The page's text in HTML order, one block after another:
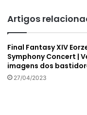
Artigos
Final Fantasy XIV
Symphony Concert |
imagens dos
27/04/2023